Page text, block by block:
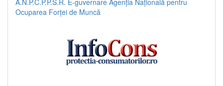
A.N.P.C.P.P.S.R. E-guvernare Agenția Națională pentru
Ocuparea Forței de Muncă